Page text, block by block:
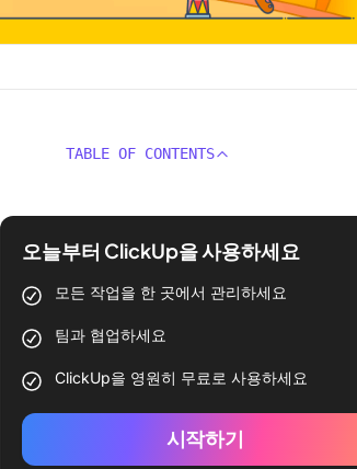
TABLE OF CONTENTS
오늘부터 ClickUp을 사용하세요
모든 작업을 한 곳에서 관리하세요
팀과 협업하세요
ClickUp을 영원히 무료로 사용하세요
시작하기